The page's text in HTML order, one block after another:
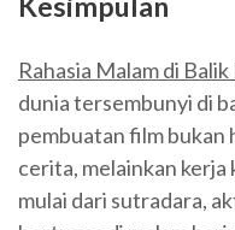
Rahasia Malam di
dunia tersembunyi di
pembuatan film bukan
cerita, melainkan kerja
mulai dari sutradara,